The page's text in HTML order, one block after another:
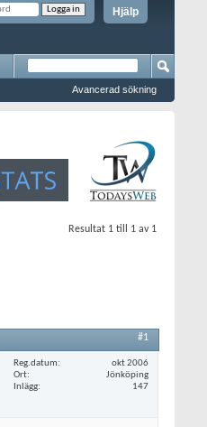
Hjälp
Avancerad sökning
Resultat 1 till 1 av 1
#1
Reg.datum
okt 2006
Ort
Jönköping
Inlägg
147